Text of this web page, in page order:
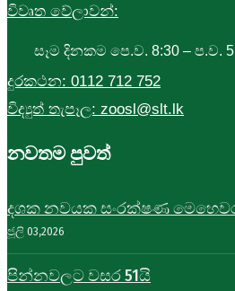
විවෘත වේලාවන්:
සෑම දිනකම පෙ.ව. 8:30 – ප.ව.
දුරකථන: 0112 712 752
විද්‍යුත් තැපෑල: zoosl@slt.lk
නවතම පුවත්
දශක නවයක සංරක්ෂණ
ජූලි 03,2026
පින්නවලට වසර 51යි